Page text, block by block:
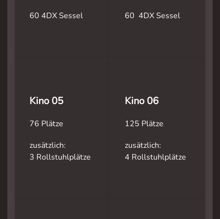
60 4DX Sessel 60 4DX Sessel
Kino 05
76 Plätze
zusätzlich:
3 Rollstuhlplätze
Kino 06
125 Plätze
zusätzlich:
4 Rollstuhlplätze